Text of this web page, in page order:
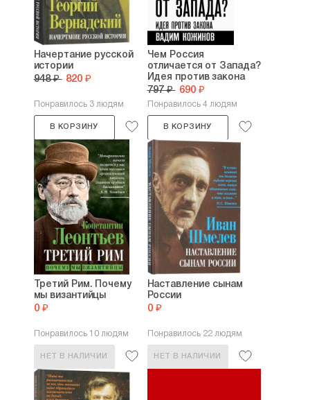
Начертание русской
истории
948 ₽ 820 ₽
Понравилось 3 людям
В КОРЗИНУ
Чем Россия
отличается от Запада?
Идея против закона
797 ₽ 690 ₽
Понравилось 4 людям
В КОРЗИНУ
Третий Рим. Почему
мы византийцы
0 ₽
Понравилось 10 людям
НЕТ В НАЛИЧИИ
Наставление сынам
России
0 ₽
Понравилось 22 людям
НЕТ В НАЛИЧИИ